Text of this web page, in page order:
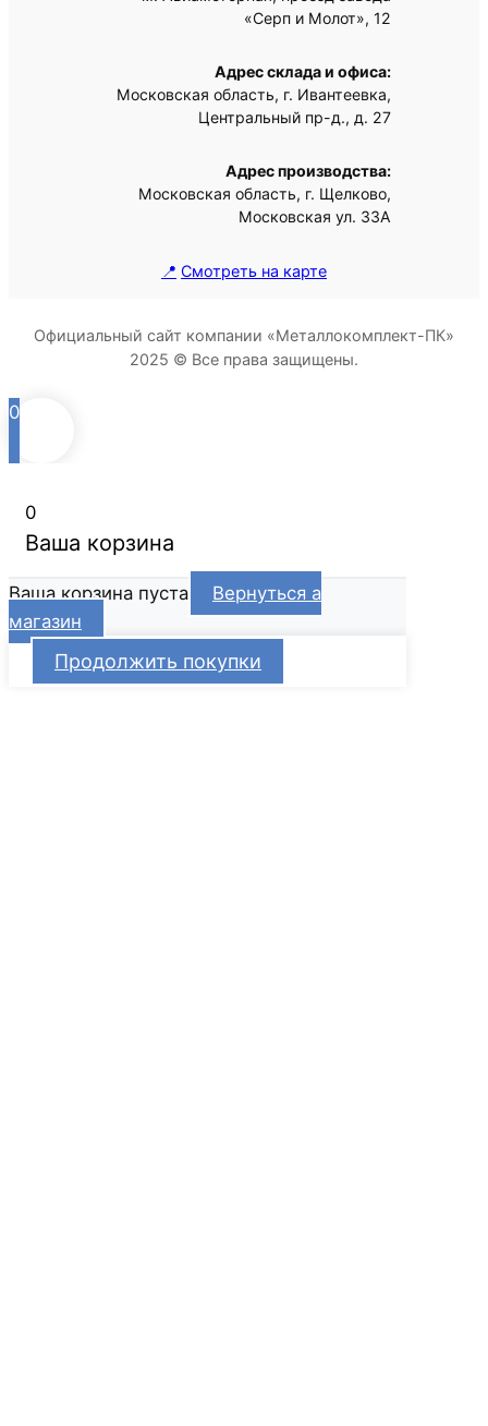
«Серп и Молот», 12
Адрес склада и офиса:
Московская область, г. Ивантеевка,
Центральный пр-д., д. 27
Адрес производства:
Московская область, г. Щелково,
Московская ул. 33А
📍 Смотреть на карте
Официальный сайт компании «Металлокомплект-ПК»
2025 © Все права защищены.
0
0
Ваша корзина
Ваша корзина пуста
Вернуться а
магазин
Продолжить покупки